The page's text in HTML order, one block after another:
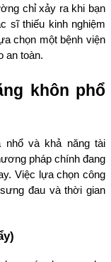
chỉ xảy ra khi bạn
sĩ thiếu kinh nghiệm
chọn một bệnh viện
an toàn.
khôn phổ
và khả năng tài
pháp chính đang
Việc lựa chọn công
đau và thời gian